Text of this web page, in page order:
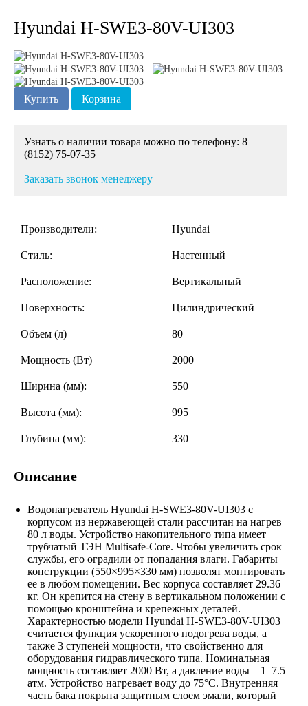
Hyundai H-SWE3-80V-UI303
Купить Корзина
Узнать о наличии товара можно по телефону: 8
(8152) 75-07-35
Заказать звонок менеджеру
Производители: Hyundai
Стиль: Настенный
Расположение: Вертикальный
Поверхность: Цилиндрический
Объем (л) 80
Мощность (Вт) 2000
Ширина (мм): 550
Высота (мм): 995
Глубина (мм): 330
Описание
Водонагреватель Hyundai H-SWE3-80V-UI303 с
корпусом из нержавеющей стали рассчитан на нагрев
80 л воды. Устройство накопительного типа имеет
трубчатый ТЭН Multisafe-Core. Чтобы увеличить срок
службы, его оградили от попадания влаги. Габариты
конструкции (550×995×330 мм) позволят монтировать
ее в любом помещении. Вес корпуса составляет 29.36
кг. Он крепится на стену в вертикальном положении с
помощью кронштейна и крепежных деталей.
Характерностью модели Hyundai H-SWE3-80V-UI303
считается функция ускоренного подогрева воды, а
также 3 ступеней мощности, что свойственно для
оборудования гидравлического типа. Номинальная
мощность составляет 2000 Вт, а давление воды – 1–7.5
атм. Устройство нагревает воду до 75°С. Внутренняя
часть бака покрыта защитным слоем эмали, который